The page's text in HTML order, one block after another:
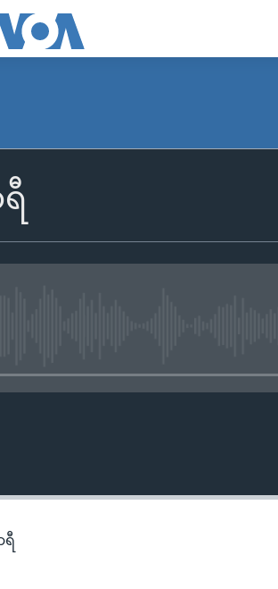
Podcasts
ရီ